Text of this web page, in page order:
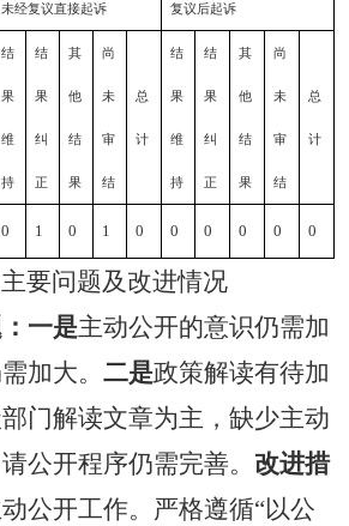
未经复议直接起诉 复议后起诉
结
果
维
持
结
果
纠
正
其
他
结
果
尚
未
审
结
总
计
结
果
维
持
结
果
纠
正
其
他
结
果
尚
未
审
结
总
计
0 1 0 1 0 0 0 0 0 0
要问题及改进情况
一是主动公开的意识仍需加
加大。 二是政策解读有待加
门解读文章为主，缺少主动
公开程序仍需完善。 改进措
公开工作。严格遵循“以公